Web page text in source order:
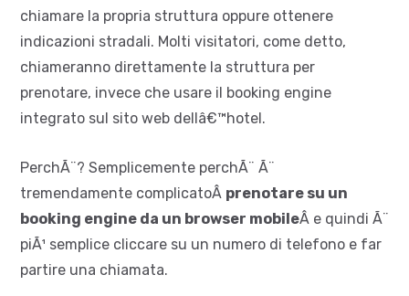
chiamare la propria struttura oppure ottenere
indicazioni stradali. Molti visitatori, come detto,
chiameranno direttamente la struttura per
prenotare, invece che usare il booking engine
integrato sul sito web dellâ€™hotel.
PerchÃ¨? Semplicemente perchÃ¨ Ã¨
tremendamente complicatoÂ prenotare su un
booking engine da un browser mobileÂ e quindi Ã¨
piÃ¹ semplice cliccare su un numero di telefono e far
partire una chiamata.